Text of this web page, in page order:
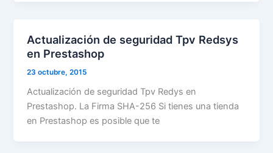
Actualización de seguridad Tpv Redsys
en Prestashop
23 octubre, 2015
Actualización de seguridad Tpv Redys en
Prestashop. La Firma SHA-256 Si tienes una tienda
en Prestashop es posible que te